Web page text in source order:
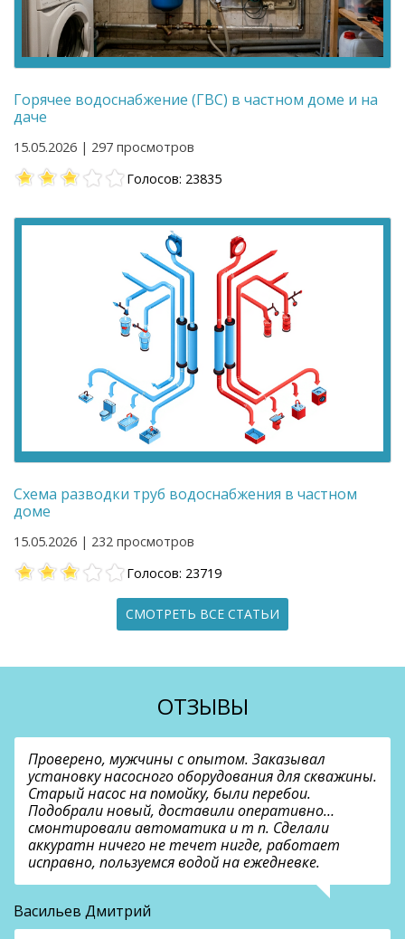
Горячее водоснабжение (ГВС) в частном доме и на
даче
15.05.2026 | 297 просмотров
Голосов: 23835
Схема разводки труб водоснабжения в частном
доме
15.05.2026 | 232 просмотров
Голосов: 23719
СМОТРЕТЬ ВСЕ СТАТЬИ
ОТЗЫВЫ
Проверено, мужчины с опытом. Заказывал
установку насосного оборудования для скважины.
Старый насос на помойку, были перебои.
Подобрали новый, доставили оперативно…
смонтировали автоматика и т п. Сделали
аккуратн ничего не течет нигде, работает
исправно, пользуемся водой на ежедневке.
Васильев Дмитрий